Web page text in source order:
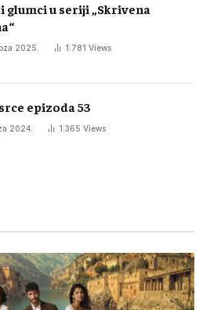
glumci u seriji „Skrivena
2025. 1.781 Views
epizoda 53
2024. 1.365 Views